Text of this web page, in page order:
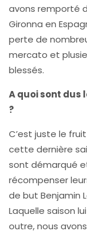
avons remporté
Gironna en
perte de
mercato et
blessés.
A quoi sont dus
?
C’est juste le
cette dernière
sont démarqué
récompenser
de but Benjamin
Laquelle saison
outre, nous